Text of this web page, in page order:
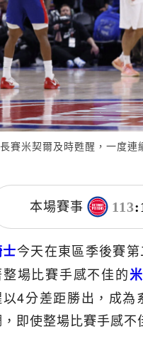
賽米契爾及時甦醒，一度
本場賽事 113:
今天在東區季後賽
整場比賽手感不佳的
以4分差距勝出，成為
即使整場比賽手感不